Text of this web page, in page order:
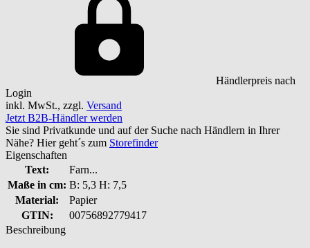
Händlerpreis nach
Login
inkl. MwSt., zzgl. Versand
Jetzt B2B-Händler werden
Sie sind Privatkunde und auf der Suche nach Händlern in Ihrer
Nähe? Hier geht´s zum Storefinder
Eigenschaften
Text:
Farn...
Maße in cm: B: 5,3 H: 7,5
Material:
Papier
GTIN:
00756892779417
Beschreibung